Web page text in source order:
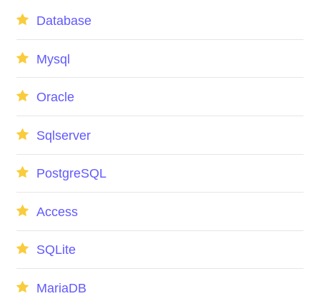
Database
Mysql
Oracle
Sqlserver
PostgreSQL
Access
SQLite
MariaDB